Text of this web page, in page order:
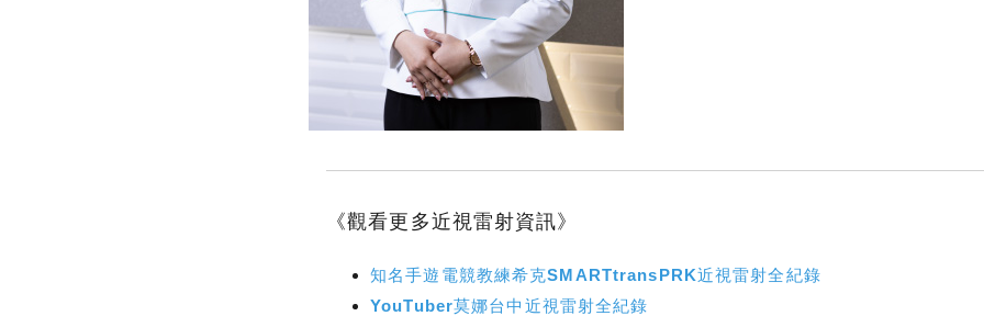
《觀看更多近視雷射資訊》
知名手遊電競教練希克SMARTtransPRK近視雷射全紀錄
YouTuber莫娜台中近視雷射全紀錄